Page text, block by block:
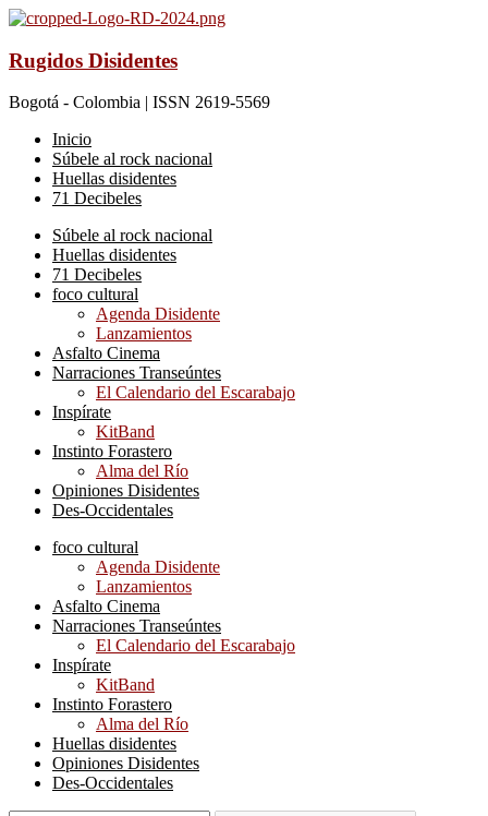
Rugidos Disidentes
Bogotá - Colombia | ISSN 2619-5569
Inicio
Súbele al rock nacional
Huellas disidentes
71 Decibeles
Súbele al rock nacional
Huellas disidentes
71 Decibeles
foco cultural
Agenda Disidente
Lanzamientos
Asfalto Cinema
Narraciones Transeúntes
El Calendario del Escarabajo
Inspírate
KitBand
Instinto Forastero
Alma del Río
Opiniones Disidentes
Des-Occidentales
foco cultural
Agenda Disidente
Lanzamientos
Asfalto Cinema
Narraciones Transeúntes
El Calendario del Escarabajo
Inspírate
KitBand
Instinto Forastero
Alma del Río
Huellas disidentes
Opiniones Disidentes
Des-Occidentales